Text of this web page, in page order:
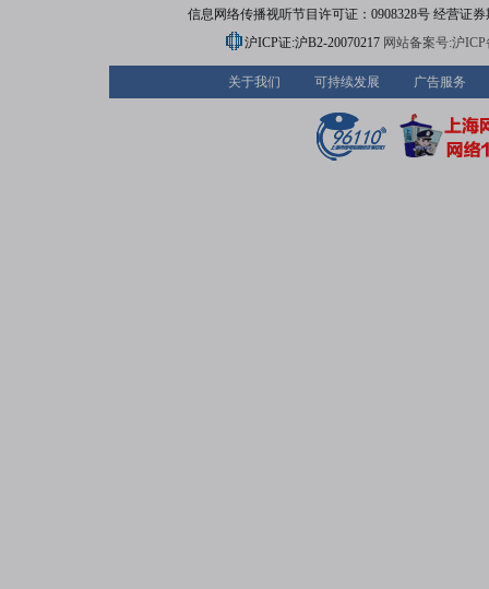
信息网络传播视听节目许可证：0908328号 经营证
沪ICP证:沪B2-20070217 网站备案号:沪
关于我们 可持续发展 广告服务